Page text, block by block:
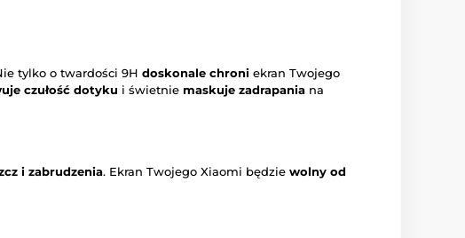
tylko o twardości 9H doskonale chroni ekran Twojego
czułość dotyku i świetnie maskuje zadrapania na
i zabrudzenia. Ekran Twojego Xiaomi będzie wolny od